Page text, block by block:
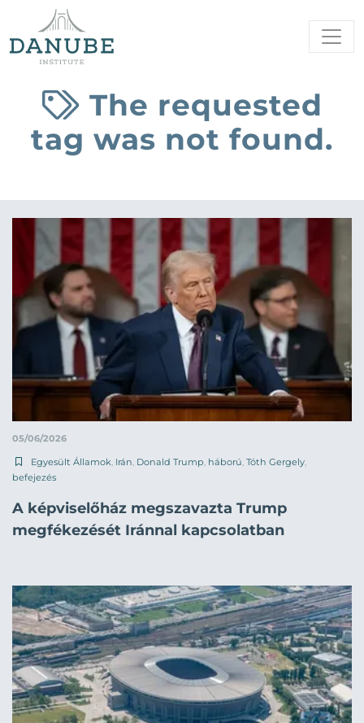
The requested
tag was not found.
05/06/2026
Egyesült Államok Irán Donald Trump háború Tóth Gergely
befejezés
A képviselőház megszavazta Trump
megfékezését Iránnal kapcsolatban